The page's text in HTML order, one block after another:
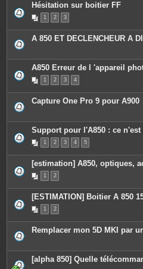
Hésitation sur boitier FF
1 2 3
A 850 ET DECLENCHEUR A
A850 Erreur de l 'appareil
1 2 3 4
Capture One Pro 9 pour A900
Support pour l'A850 : ce n'est
1 2 3 4 5
[estimation] A850, optiques,
1 2
[ESTIMATION] Boitier A 850
1 2
Remplacer mon 5D MKI par
[alpha 850] Quelle